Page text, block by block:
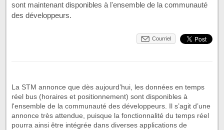
sont maintenant disponibles à l'ensemble de la communauté
des développeurs.
Courriel
La STM annonce que dès aujourd’hui, les données en temps
réel bus (horaires et positionnement) sont disponibles à
l'ensemble de la communauté des développeurs. Il s’agit d’une
annonce très attendue, puisque la fonctionnalité du temps réel
pourra ainsi être intégrée dans diverses applications de